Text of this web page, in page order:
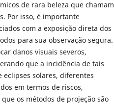
de rara beleza que chamam
Por isso, é importante
com a exposição direta dos
para sua observação segura.
danos visuais severos,
que a incidência de tais
solares, diferentes
em termos de riscos,
os métodos de projeção são